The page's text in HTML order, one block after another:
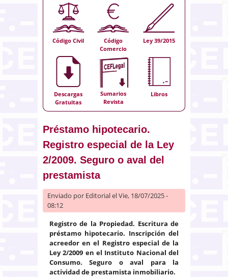
Código Civil
Código
Comercio
Ley 39/2015
Descargas
Gratuitas
Sumarios
Revista
Libros
Préstamo hipotecario.
Registro especial de la Ley
2/2009. Seguro o aval del
prestamista
Enviado por Editorialel Vie, 18/07/2025 -
08:12
Registro de la Propiedad. Escritura de
préstamo hipotecario. Inscripción del
acreedor en el Registro especial de la
Ley 2/2009 en el Instituto Nacional del
Consumo. Seguro o aval para la
actividad de prestamista inmobiliario.